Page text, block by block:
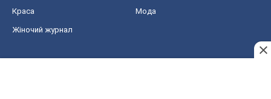
Краса Мода
Жіночий журнал